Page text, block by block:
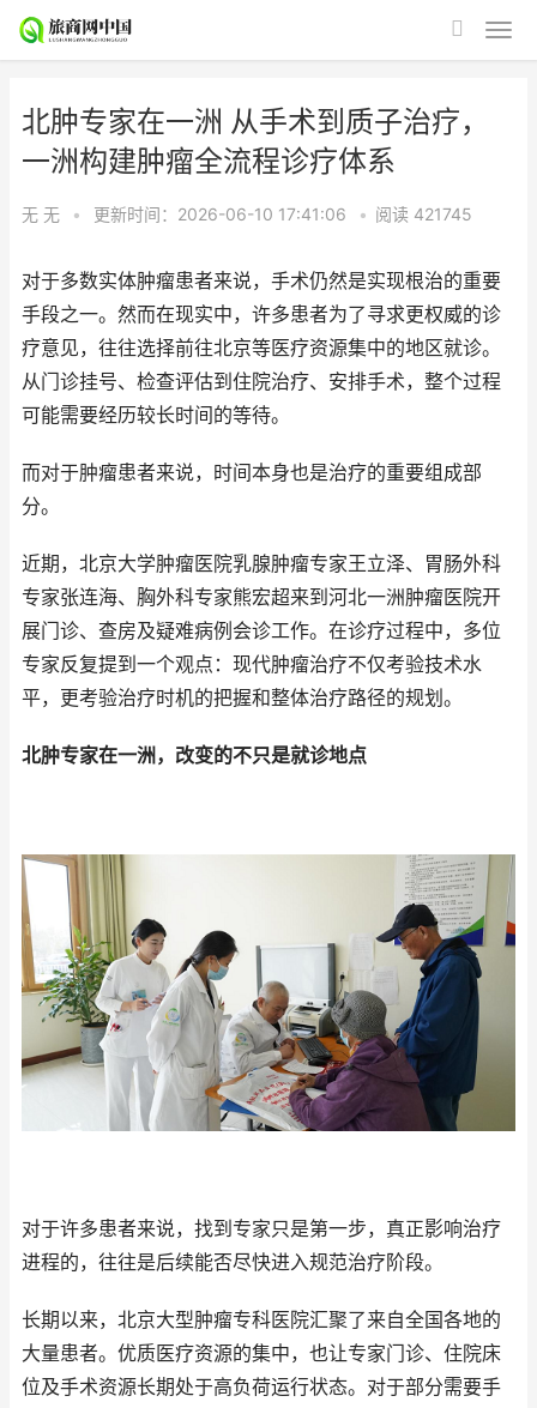
北肿专家在一洲 从手术到质子治疗，
一洲构建肿瘤全流程诊疗体系
无 无 • 更新时间：2026-06-10 17:41:06 • 阅读 421745
对于多数实体肿瘤患者来说，手术仍然是实现根治的重要
手段之一。然而在现实中，许多患者为了寻求更权威的诊
疗意见，往往选择前往北京等医疗资源集中的地区就诊。
从门诊挂号、检查评估到住院治疗、安排手术，整个过程
可能需要经历较长时间的等待。
而对于肿瘤患者来说，时间本身也是治疗的重要组成部
分。
近期，北京大学肿瘤医院乳腺肿瘤专家王立泽、胃肠外科
专家张连海、胸外科专家熊宏超来到河北一洲肿瘤医院开
展门诊、查房及疑难病例会诊工作。在诊疗过程中，多位
专家反复提到一个观点：现代肿瘤治疗不仅考验技术水
平，更考验治疗时机的把握和整体治疗路径的规划。
北肿专家在一洲，改变的不只是就诊地点
对于许多患者来说，找到专家只是第一步，真正影响治疗
进程的，往往是后续能否尽快进入规范治疗阶段。
长期以来，北京大型肿瘤专科医院汇聚了来自全国各地的
大量患者。优质医疗资源的集中，也让专家门诊、住院床
位及手术资源长期处于高负荷运行状态。对于部分需要手